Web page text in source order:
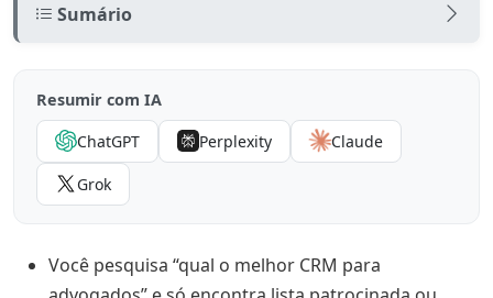
Sumário
CRM jurídico versus CRM genérico (e a armadilha da
planilha)
Opções que entram na conversa em 2026 (sem
ranking patrocinado)
LGPD, CRM e o que o cliente tem direito de saber
Resumir com IA
ChatGPT
Perplexity Claude
Grok
Você pesquisa “qual o melhor CRM para